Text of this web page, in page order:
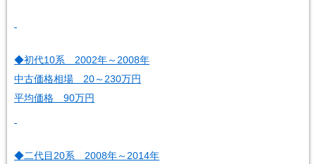
◆初代10系 2002年～2008年
中古価格相場 20～230万円
平均価格 90万円
◆二代目20系 2008年～2014年